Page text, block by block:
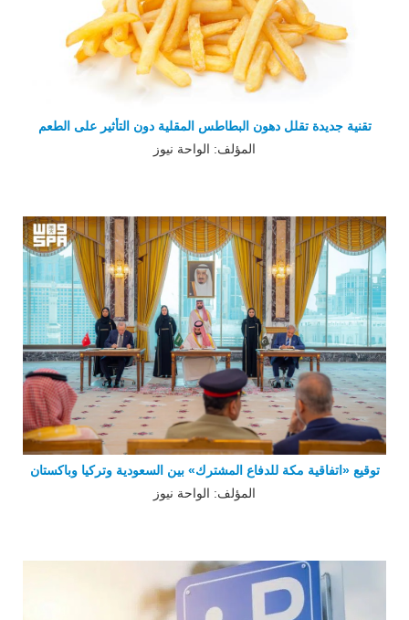
تقنية جديدة تقلل دهون البطاطس المقلية دون التأثير على الطعم
المؤلف: الواحة نيوز
توقيع «اتفاقية مكة للدفاع المشترك» بين السعودية وتركيا وباكستان
المؤلف: الواحة نيوز